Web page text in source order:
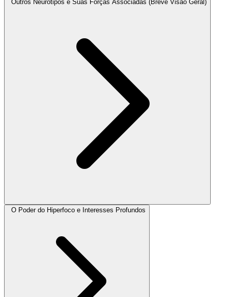
Outros Neurotipos e Suas Forças Associadas (Breve Visão Geral)
O Poder do Hiperfoco e Interesses Profundos